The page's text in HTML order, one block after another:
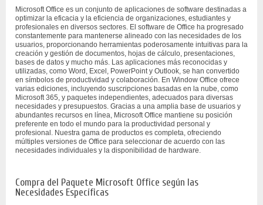
Microsoft Office es un conjunto de aplicaciones de software destinadas a
optimizar la eficacia y la eficiencia de organizaciones, estudiantes y
profesionales en diversos sectores. El software de Office ha progresado
constantemente para mantenerse alineado con las necesidades de los
usuarios, proporcionando herramientas poderosamente intuitivas para la
creación y gestión de documentos, hojas de cálculo, presentaciones,
bases de datos y mucho más. Las aplicaciones más reconocidas y
utilizadas, como Word, Excel, PowerPoint y Outlook, se han convertido
en símbolos de productividad y colaboración. En Window Office ofrece
varias ediciones, incluyendo suscripciones basadas en la nube, como
Microsoft 365, y paquetes independientes, adecuados para diversas
necesidades y presupuestos. Gracias a una amplia base de usuarios y
abundantes recursos en línea, Microsoft Office mantiene su posición
preferente en todo el mundo para la productividad personal y
profesional. Nuestra gama de productos es completa, ofreciendo
múltiples versiones de Office para seleccionar de acuerdo con las
necesidades individuales y la disponibilidad de hardware.
Compra del Paquete Microsoft Office según las
Necesidades Específicas